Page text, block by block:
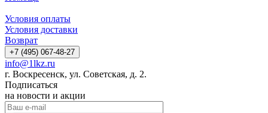
Условия оплаты
Условия доставки
Возврат
+7 (495) 067-48-27
info@1lkz.ru
г. Воскресенск, ул. Советская, д. 2.
Подписаться
на новости и акции